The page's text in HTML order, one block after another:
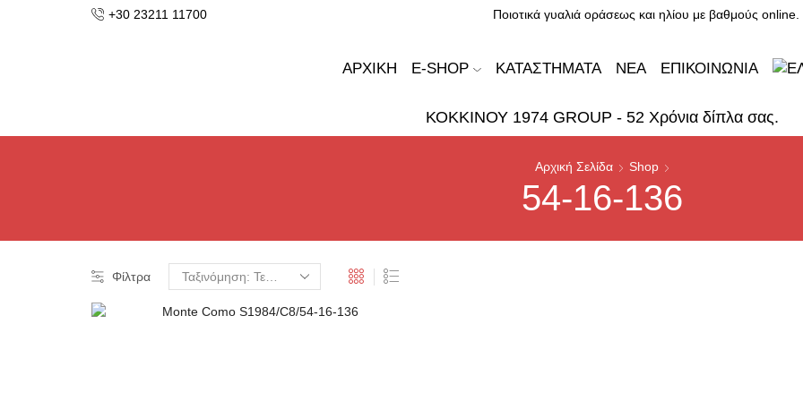
+30 23211 11700 Ποιοτικά γυαλιά οράσεως και ηλίου με βαθμούς online.
ΑΡΧΙΚΗ E-SHOP ΚΑΤΑΣΤΉΜΑΤΑ ΝΈΑ ΕΠΙΚΟΙΝΩΝΊΑ
ΚΟΚΚΙΝΟΥ 1974 GROUP - 52 Χρόνια δίπλα σας.
Αρχική Σελίδα Shop
54-16-136
Φίλτρα